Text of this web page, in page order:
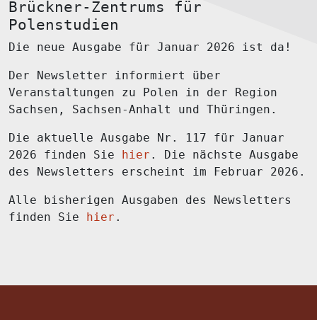
Brückner-Zentrums für
Polenstudien
Die neue Ausgabe für Januar 2026 ist da!
Der Newsletter informiert über
Veranstaltungen zu Polen in der Region
Sachsen, Sachsen-Anhalt und Thüringen.
Die aktuelle Ausgabe Nr. 117 für Januar
2026 finden Sie hier . Die nächste Ausgabe
des Newsletters erscheint im Februar 2026.
Alle bisherigen Ausgaben des Newsletters
finden Sie hier .